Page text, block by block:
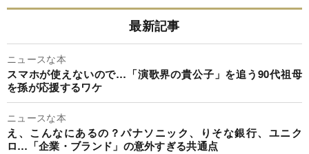
最新記事
ニュースな本
スマホが使えないので…「演歌界の貴公子」を追う90代祖母
を孫が応援するワケ
ニュースな本
え、こんなにあるの？パナソニック、りそな銀行、ユニク
ロ…「企業・ブランド」の意外すぎる共通点